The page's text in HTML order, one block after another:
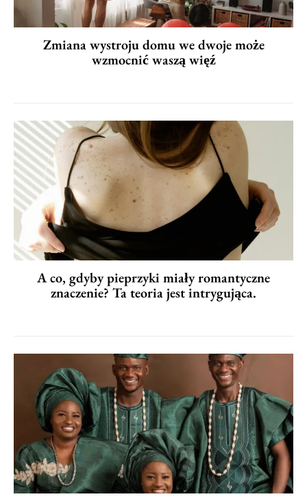
Zmiana wystroju domu we dwoje może
wzmocnić waszą więź
A co, gdyby pieprzyki miały romantyczne
znaczenie? Ta teoria jest intrygująca.